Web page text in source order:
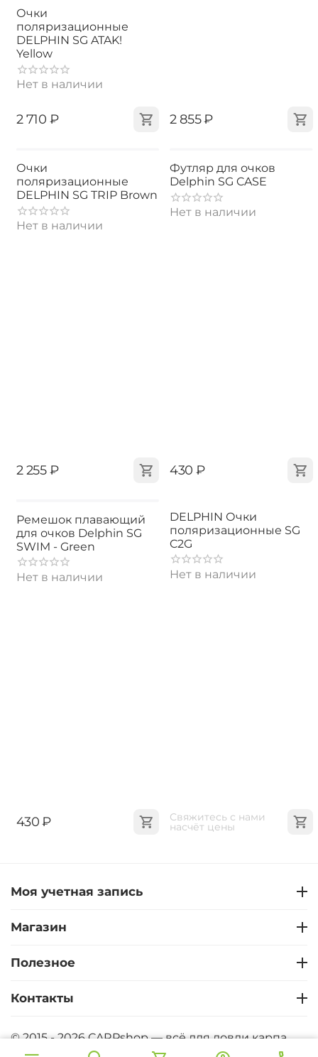
Очки
поляризационные
DELPHIN SG ATAK!
Yellow
Нет в наличии
‍2 710‍ ₽ ‍2 855‍₽
Очки
поляризационные
DELPHIN SG TRIP Brown
Нет в наличии
‍2 255‍₽
Футляр для очков
Delphin SG CASE
Нет в наличии
‍430‍ ₽
Ремешок плавающий
для очков Delphin SG
SWIM - Green
Нет в наличии
‍430‍ ₽
DELPHIN Очки
поляризационные SG
C2G
Нет в наличии
Свяжитесь с нами
насчёт цены
Моя учетная запись
Магазин
Полезное
Контакты
© 2015 - 2026 CARPshop — всё для ловли карпа.
CARPshop - Карпфишинг интернет магазин. Все